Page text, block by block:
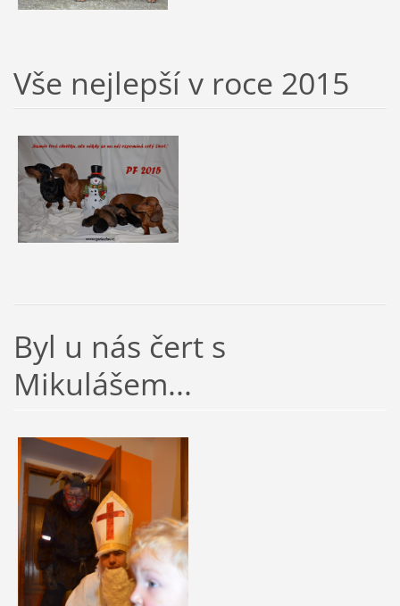
Vše nejlepší v roce 2015
Byl u nás čert s
Mikulášem...